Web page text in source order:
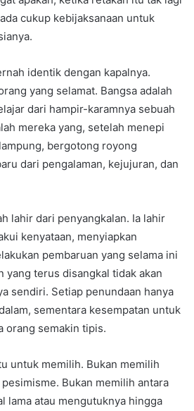
cukup kebijaksanaan untuk
identik dengan kapalnya.
yang selamat. Bangsa adalah
dari hampir-karamnya sebuah
mereka yang, setelah menepi
bergotong royong
dari pengalaman, kejujuran, dan
lahir dari penyangkalan. Ia lahir
kenyataan, menyiapkan
pembaruan yang selama ini
yang terus disangkal tidak akan
sendiri. Setiap penundaan hanya
sementara kesempatan untuk
orang semakin tipis.
untuk memilih. Bukan memilih
Bukan memilih antara
lama atau mengutuknya hingga